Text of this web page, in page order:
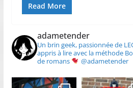
Read More
adametender
Un brin geek, passionnée de
appris à lire avec la méthode
de romans
@adametender